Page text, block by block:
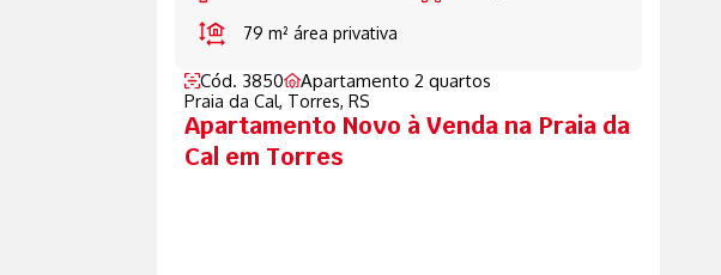
79 m² área privativa
Cód. 3850 Apartamento 2 quartos
Praia da Cal, Torres, RS
Apartamento Novo à Venda na Praia da
Cal em Torres